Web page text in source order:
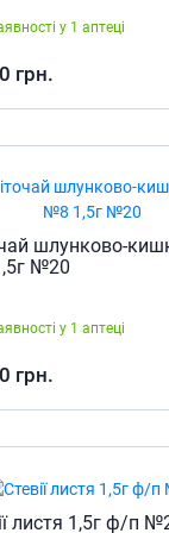
для
препарати
для лікування
для печінки і
міхура
для
препарати
препарати
гіпофізарні
щитовидної
у 1 аптеці
грн.
шлунково-
№20
у 1 аптеці
грн.
листя 1,5г ф/п